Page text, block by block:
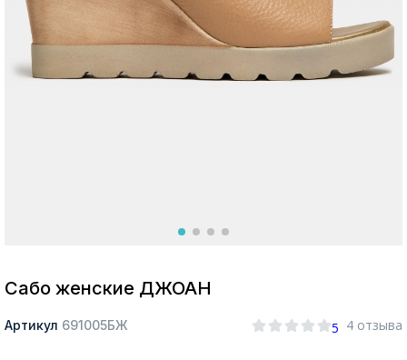
Сабо женские ДЖОАН
Артикул 691005БЖ 5 4 отзыва